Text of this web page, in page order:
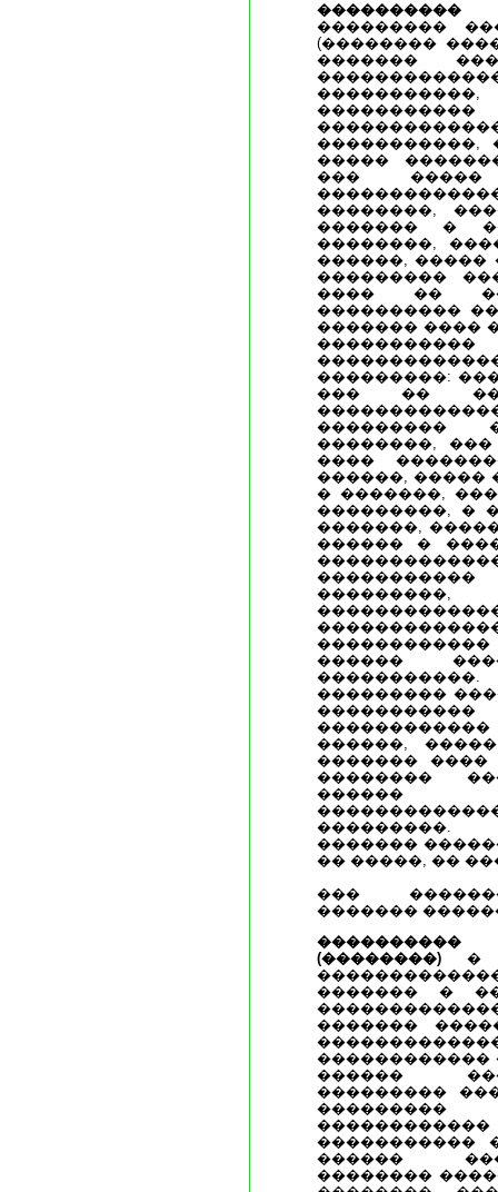
����������
���������
(��������
�������
�����������,
�����
���
��������,
������� �
��������,
������, �����
���������
���� ��
����������
������� ����
���������:
��� ��
���������
��������,
����
������, �����
� �������,
���������, �
�������,
������ �
������
���������
������,
������� ����
��������
������
���������.
�������
�� �����, ��
���
�������
(��������) �
������� �
�������
������������
������
���������
�����������
������
��������